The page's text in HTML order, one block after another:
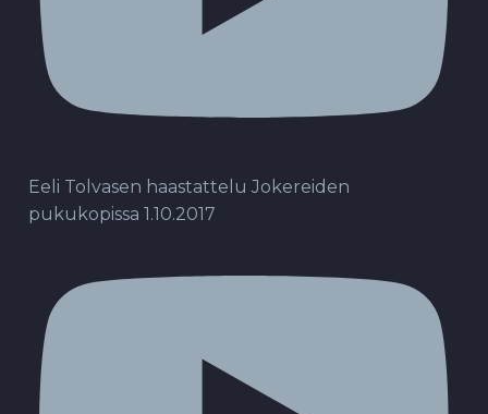
Eeli Tolvasen haastattelu Jokereiden
pukukopissa 1.10.2017